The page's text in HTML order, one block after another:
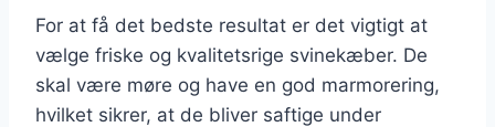
For at få det bedste resultat er det vigtigt at
vælge friske og kvalitetsrige svinekæber. De
skal være møre og have en god marmorering,
hvilket sikrer, at de bliver saftige under